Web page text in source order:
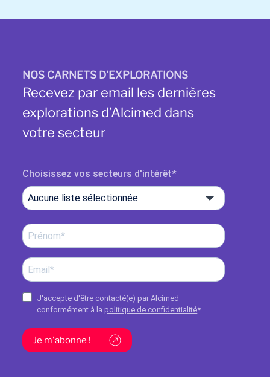
NOS CARNETS D’EXPLORATIONS
Recevez par email les dernières
explorations d’Alcimed dans
votre secteur
Choisissez vos secteurs d'intérêt
Aucune liste sélectionnée
J'accepte d'être contacté(e) par Alcimed
conformément à la politique de confidentialité*
Je m'abonne !